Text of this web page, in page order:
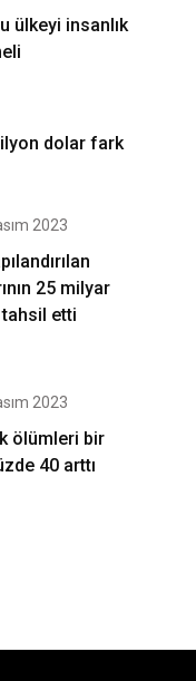
ülkeyi insanlık
dolar fark
2023
25 milyar
tahsil etti
2023
ölümleri bir
40 arttı